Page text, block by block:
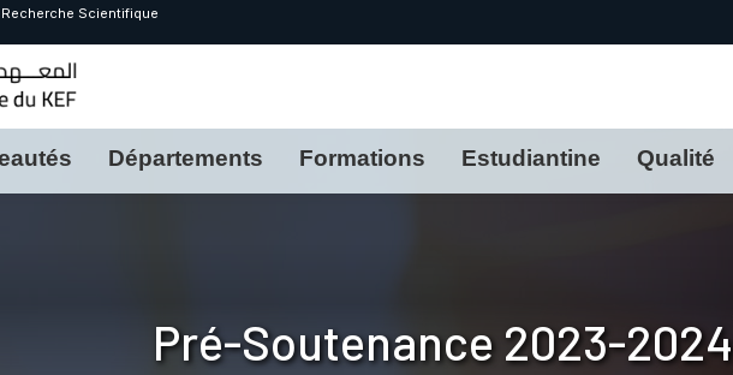
Scientifique
Départements Formations Estudiantine Qualité
Pré-Soutenance 2023-2024